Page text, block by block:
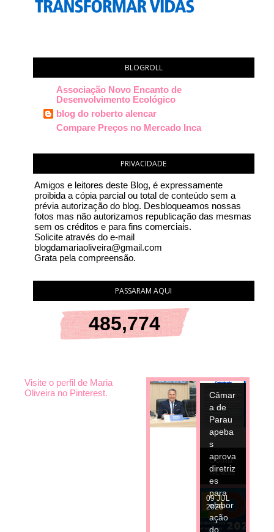
BLOGROLL
Associação Novo Encanto de
Desenvolvimento Ecológico
blog do roberto alencar
Compare Preços no Mercado Inca
PRIVACIDADE
Amigos e leitores deste Blog, é expressamente
proibida a cópia parcial ou total de conteúdo sem a
prévia autorização do blog. Desbloqueamos nossas
fotos mas não autorizamos republicação das mesmas
sem os créditos e para fins comerciais.
Solicite através do e-mail
blogdamariaoliveira@gmail.com
Grata pela compreensão.
PASSARAM AQUI
485,774
Visite o perfil de Maria
Oliveira no Pinterest.
Comu
nicado
10 JUL
2026
Câmar
a de
Parau
apeba
s
aprova
diretriz
es
para
elabor
ação
do
09 JUL
2026